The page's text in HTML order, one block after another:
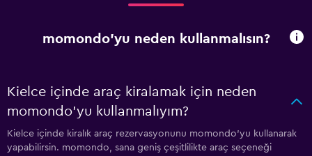
momondo'yu neden kullanmalısın?
Kielce içinde araç kiralamak için neden
momondo'yu kullanmalıyım?
Kielce içinde kiralık araç rezervasyonunu momondo'yu kullanarak
yapabilirsin. momondo, sana geniş çeşitlilikte araç seçeneği